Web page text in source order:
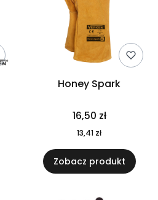
Honey Spark
Cena
16,50 zł
Cena
13,41 zł
Zobacz produkt